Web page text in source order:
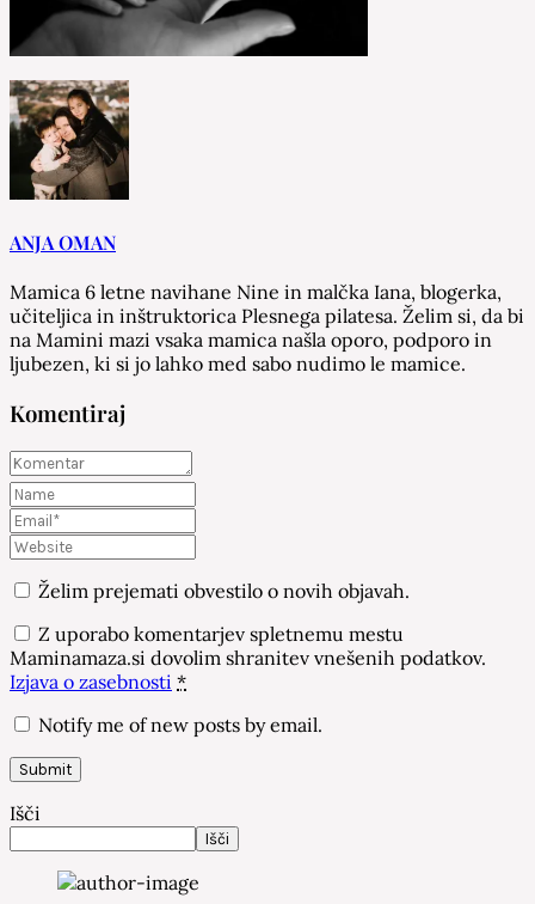
ANJA OMAN
Mamica 6 letne navihane Nine in malčka Iana, blogerka,
učiteljica in inštruktorica Plesnega pilatesa. Želim si, da bi
na Mamini mazi vsaka mamica našla oporo, podporo in
ljubezen, ki si jo lahko med sabo nudimo le mamice.
Komentiraj
Želim prejemati obvestilo o novih objavah.
Z uporabo komentarjev spletnemu mestu
Maminamaza.si dovolim shranitev vnešenih podatkov.
Izjava o zasebnosti *
Notify me of new posts by email.
Išči
Išči